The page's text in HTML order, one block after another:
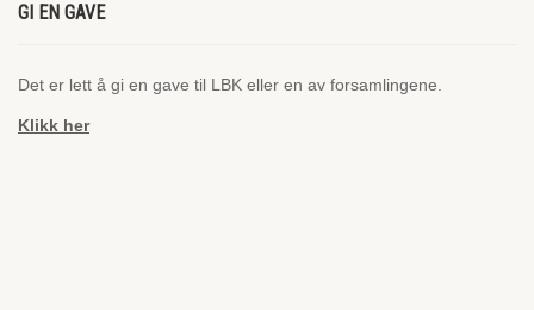
GI EN GAVE
Det er lett å gi en gave til LBK eller en av forsamlingene.
Klikk her